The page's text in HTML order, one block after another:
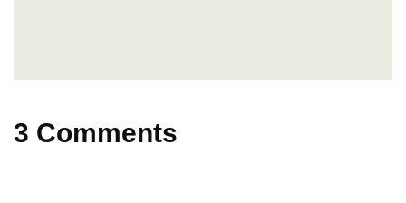
3 Comments